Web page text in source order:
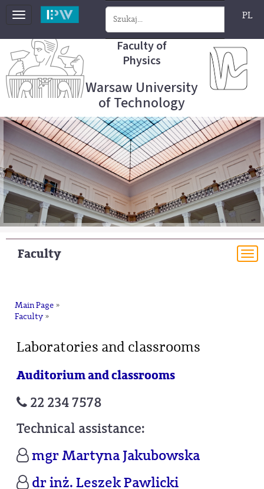
Toggle
PL
Faculty of
Physics
Warsaw University
of Technology
Faculty
Main Page »
Faculty »
Laboratories and classrooms
Auditorium and classrooms
22 234 7578
Technical assistance:
mgr Martyna Jakubowska
dr inż. Leszek Pawlicki